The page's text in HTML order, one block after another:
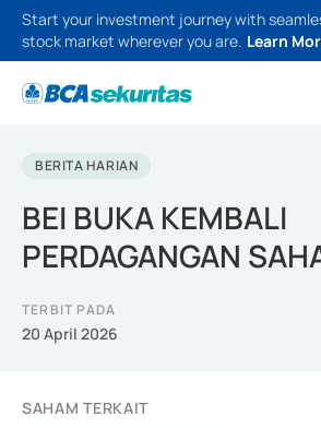
Start your investment journey with
stock market wherever you are. Learn
BERITA HARIAN
BEI BUKA KEMBALI
PERDAGANGAN
TERBIT PADA
20 April 2026
SAHAM TERKAIT